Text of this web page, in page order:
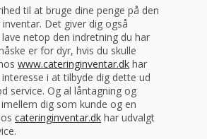
til at bruge dine penge på den
Det giver dig også
netop den indretning du har
er for dyr, hvis du skulle
www.cateringinventar.dk har
i at tilbyde dig dette ud
service. Og al låntagning og
dig som kunde og en
cateringinventar.dk har udvalgt